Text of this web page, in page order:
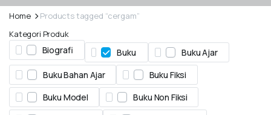
Home
Products tagged “cergam”
Kategori Produk
Biografi Buku
Buku Ajar
Buku Bahan Ajar
Buku Fiksi
Buku Model
Buku Non Fiksi